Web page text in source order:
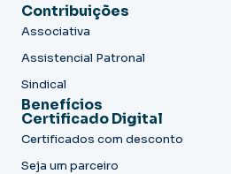
Contribuições
Associativa
Assistencial Patronal
Sindical
Benefícios
Certificado Digital
Certificados com desconto
Seja um parceiro